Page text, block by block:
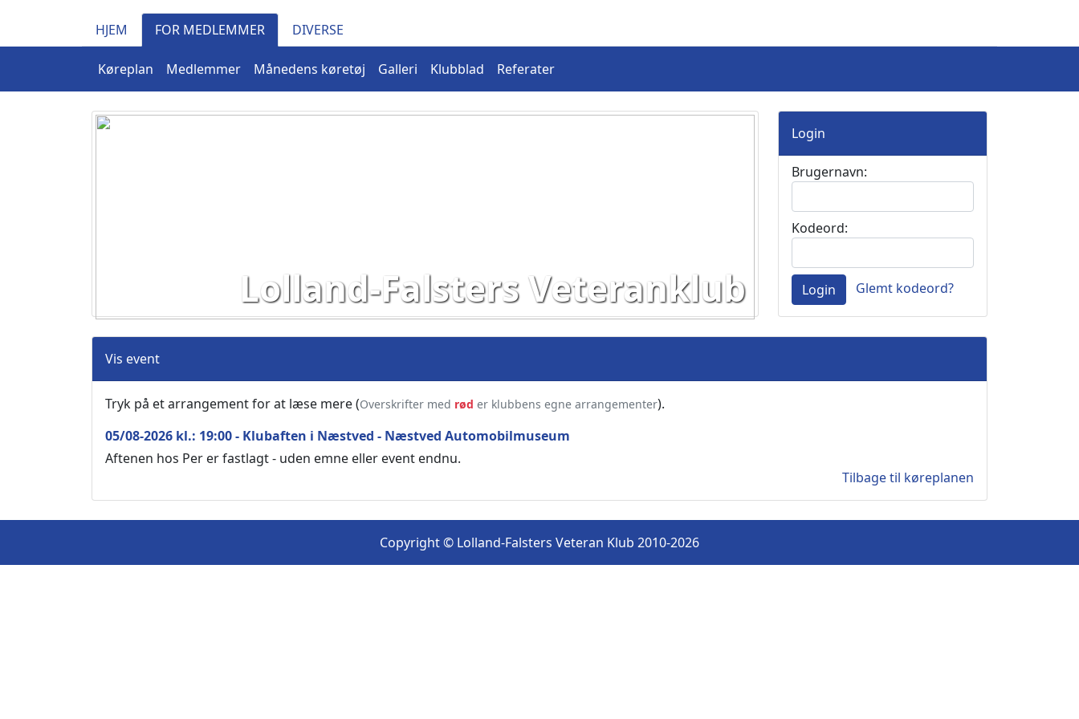
HJEM FOR MEDLEMMER DIVERSE
Køreplan Medlemmer Månedens køretøj Galleri Klubblad Referater
Lolland-Falsters Veteranklub
Login
Brugernavn:
Kodeord:
Login Glemt kodeord?
Vis event
Tryk på et arrangement for at læse mere (Overskrifter med rød er klubbens egne arrangementer).
05/08-2026 kl.: 19:00 - Klubaften i Næstved - Næstved Automobilmuseum
Aftenen hos Per er fastlagt - uden emne eller event endnu.
Tilbage til køreplanen
Copyright © Lolland-Falsters Veteran Klub 2010-2026